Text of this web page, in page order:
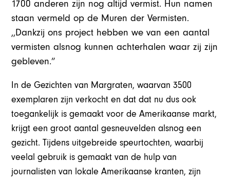
1700 anderen zijn nog altijd vermist. Hun namen
staan vermeld op de Muren der Vermisten.
,,Dankzij ons project hebben we van een aantal
vermisten alsnog kunnen achterhalen waar zij zijn
gebleven.”
In de Gezichten van Margraten, waarvan 3500
exemplaren zijn verkocht en dat dat nu dus ook
toegankelijk is gemaakt voor de Amerikaanse markt,
krijgt een groot aantal gesneuvelden alsnog een
gezicht. Tijdens uitgebreide speurtochten, waarbij
veelal gebruik is gemaakt van de hulp van
journalisten van lokale Amerikaanse kranten, zijn